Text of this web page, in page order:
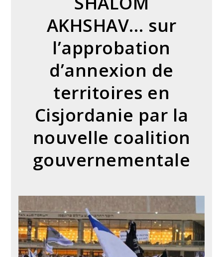
AKHSHAV… sur
l’approbation
d’annexion de
territoires en
Cisjordanie par la
nouvelle coalition
gouvernementale